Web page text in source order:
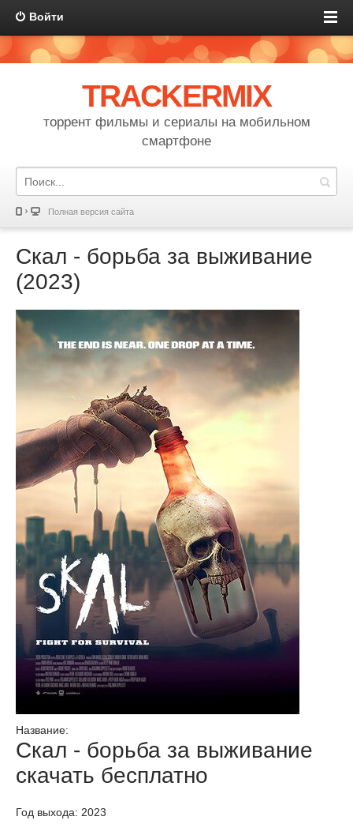
Войти
TRACKERMIX
торрент фильмы и сериалы на мобильном
смартфоне
Полная версия сайта
Скал - борьба за выживание
(2023)
Название:
Скал - борьба за выживание
скачать бесплатно
Год выхода: 2023